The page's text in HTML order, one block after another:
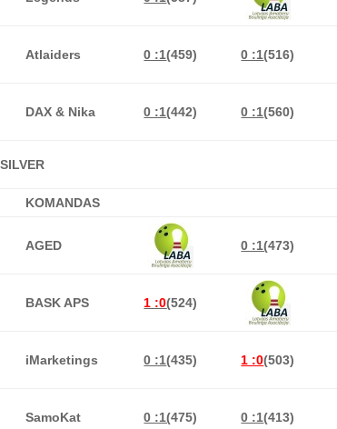
Atlaiders 0 :1(459) 0 :1(516)
DAX & Nika 0 :1(442) 0 :1(560)
KOMANDAS
AGED 0 :1(473)
BASK APS 1 :0(524)
iMarketings 0 :1(435) 1 :0(503)
SamoKat 0 :1(475) 0 :1(413)